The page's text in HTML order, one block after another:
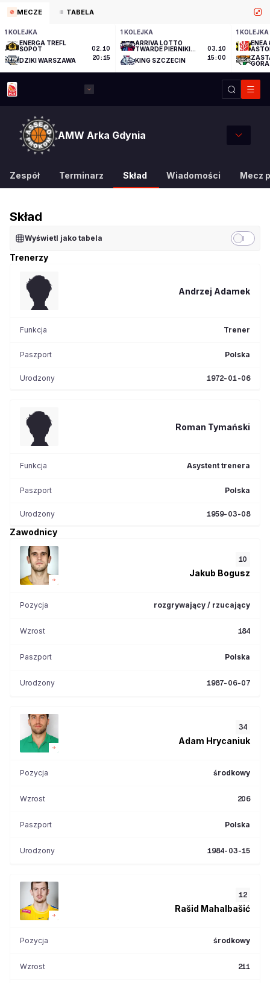
MECZE TABELA
1 KOLEJKA
ENERGA TREFL
SOPOT
DZIKI WARSZAWA
02.10
20:15
1 KOLEJKA
ARRIVA LOTTO
TWARDE PIERNIKI
KING SZCZECIN
03.10
15:00
1 KOLEJKA
ENEA
GÓRA
AMW Arka Gdynia
Zespół Terminarz Skład Wiadomości Mecz
Skład
Wyświetl jako tabela
Trenerzy
Andrzej Adamek
Funkcja Trener
Paszport Polska
Urodzony 1972-01-06
Roman Tymański
Funkcja Asystent trenera
Paszport Polska
Urodzony 1959-03-08
Zawodnicy
10
Jakub Bogusz
Pozycja rozgrywający / rzucający
Wzrost 184
Paszport Polska
Urodzony 1987-06-07
34
Adam Hrycaniuk
Pozycja środkowy
Wzrost 206
Paszport Polska
Urodzony 1984-03-15
12
Rašid Mahalbašić
Pozycja środkowy
Wzrost 211